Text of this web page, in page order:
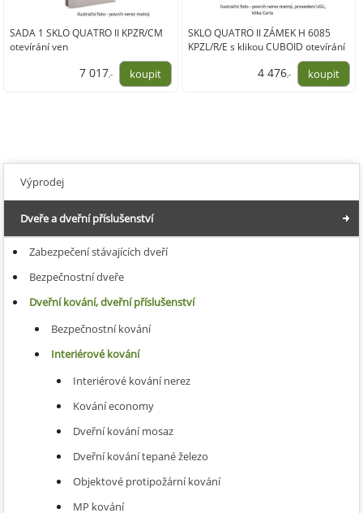
SADA 1 SKLO QUATRO II KPZR/CM
otevírání ven
7 017,-
SKLO QUATRO II ZÁMEK H 6085
KPZL/R/E s klikou CUBOID otevírání
4 476,-
Výprodej
Dveře a dveřní příslušenství
Zabezpečení stávajících dveří
Bezpečnostní dveře
Dveřní kování, dveřní příslušenství
Bezpečnostní kování
Interiérové kování
Interiérové kování nerez
Kování economy
Dveřní kování mosaz
Dveřní kování tepané železo
Objektové protipožární kování
MP kování